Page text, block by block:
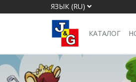
ЯЗЫК (RU)
КАТАЛОГ